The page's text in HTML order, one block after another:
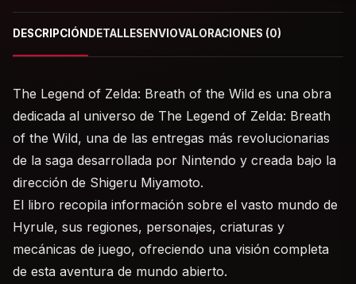
DESCRIPCIÓN DETALLES ENVIOVALORACIONES (0)
The Legend of Zelda: Breath of the Wild es una obra
dedicada al universo de The Legend of Zelda: Breath
of the Wild, una de las entregas más revolucionarias
de la saga desarrollada por Nintendo y creada bajo la
dirección de Shigeru Miyamoto.
El libro recopila información sobre el vasto mundo de
Hyrule, sus regiones, personajes, criaturas y
mecánicas de juego, ofreciendo una visión completa
de esta aventura de mundo abierto.